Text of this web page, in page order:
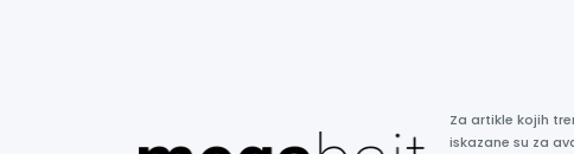
Za artikle kojih
iskazane su za